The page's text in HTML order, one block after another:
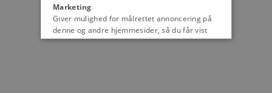
Marketing
Giver mulighed for målrettet annoncering på
denne og andre hjemmesider, så du får vist
det indhold, der er mest relevant for dig.